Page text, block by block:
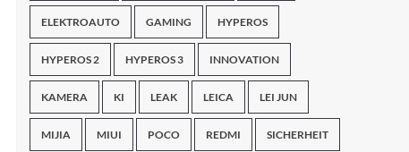
ELEKTROAUTO GAMING HYPEROS
HYPEROS 2 HYPEROS 3 INNOVATION
KAMERA KI LEAK LEICA LEI JUN
MIJIA MIUI POCO REDMI SICHERHEIT